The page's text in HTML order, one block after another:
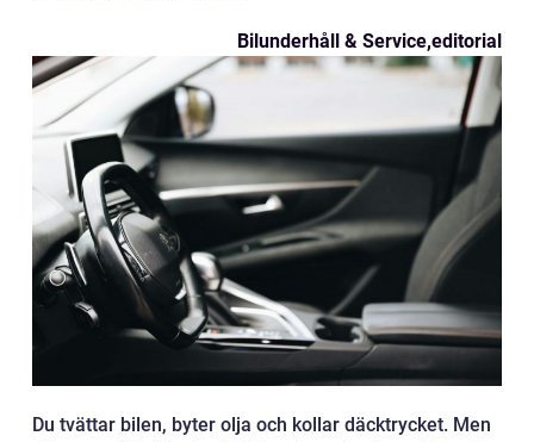
Bilunderhåll & Service,editorial
Du tvättar bilen, byter olja och kollar däcktrycket. Men